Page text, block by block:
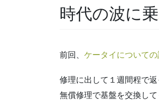
時代の波に
前回、 ケータイについて
修理に出して１週間程で返
無償修理で基盤を交換して